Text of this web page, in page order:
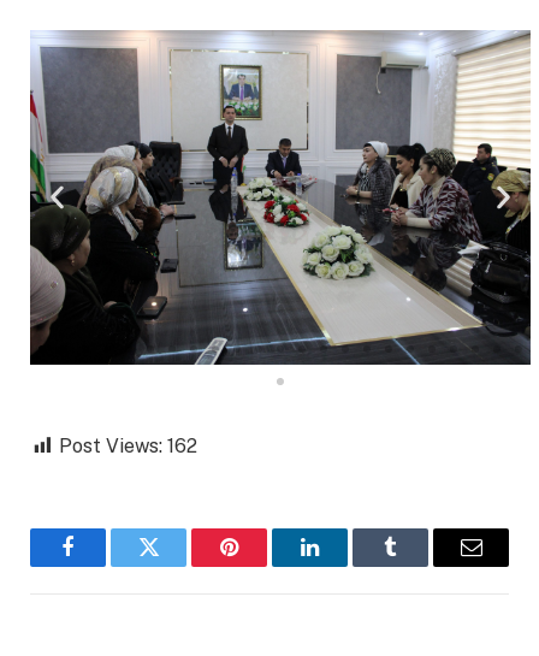
Post Views: 162
FacebookTwitter Pinterest LinkedInTumblr Email